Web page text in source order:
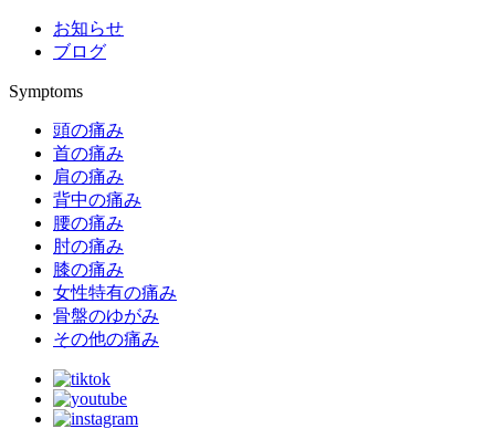
お知らせ
ブログ
Symptoms
頭の痛み
首の痛み
肩の痛み
背中の痛み
腰の痛み
肘の痛み
膝の痛み
女性特有の痛み
骨盤のゆがみ
その他の痛み